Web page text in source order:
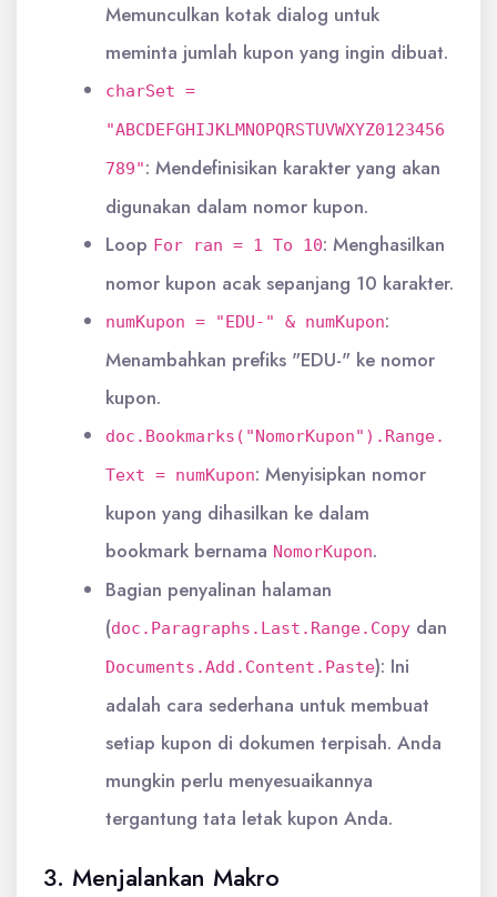
Memunculkan kotak dialog untuk
meminta jumlah kupon yang ingin dibuat.
charSet =
"ABCDEFGHIJKLMNOPQRSTUVWXYZ0123456
789": Mendefinisikan karakter yang akan
digunakan dalam nomor kupon.
Loop For ran = 1 To 10: Menghasilkan
nomor kupon acak sepanjang 10 karakter.
numKupon = "EDU-" & numKupon:
Menambahkan prefiks "EDU-" ke nomor
kupon.
doc.Bookmarks("NomorKupon").Range.
Text = numKupon: Menyisipkan nomor
kupon yang dihasilkan ke dalam
bookmark bernama NomorKupon.
Bagian penyalinan halaman
(doc.Paragraphs.Last.Range.Copy dan
Documents.Add.Content.Paste): Ini
adalah cara sederhana untuk membuat
setiap kupon di dokumen terpisah. Anda
mungkin perlu menyesuaikannya
tergantung tata letak kupon Anda.
3. Menjalankan Makro